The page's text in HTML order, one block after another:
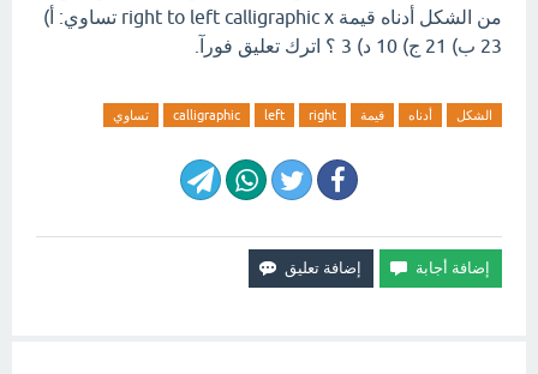
من الشكل أدناه قيمة right to left calligraphic x تساوي: أ)
23 ب) 21 ج) 10 د) 3 ؟ اترك تعليق فورآ.
الشكل أدناه قيمة right
left
calligraphic تساوي